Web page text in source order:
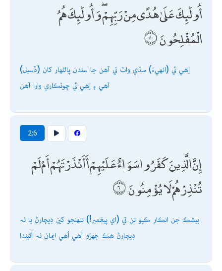
أُولَٰئِكَ عَلَىٰ هُدًى مِنْ رَبِّهِمْ ۖ وَأُولَٰئِكَ هُمُ
الْمُفْلِحُونَ
اِھي ئي (انھيءَ) سڌي واٽ تي آھن جا سندن پالڻھار کان (ڏسيل)
آھي ۽ اِھي ئي ڇوٽڪاري وارا آھن
2:6
إِنَّ الَّذِينَ كَفَرُوا سَوَاءٌ عَلَيْهِمْ أَأَنْذَرْتَهُمْ أَمْ لَمْ
تُنْذِرْهُمْ لَا يُؤْمِنُونَ
بيشڪ جن انڪار ڪيو تن تي (اي پيغمبر!) تنھنجو کين ڊيڄارڻ يا نہ
ڊيڄارڻ ھڪ جھڙو آھي اُھي ايمان نہ آڻيندا